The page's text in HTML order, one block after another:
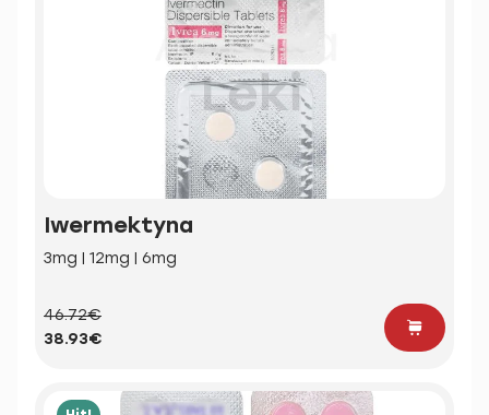
Iwermektyna
3mg | 12mg | 6mg
46.72€
38.93€